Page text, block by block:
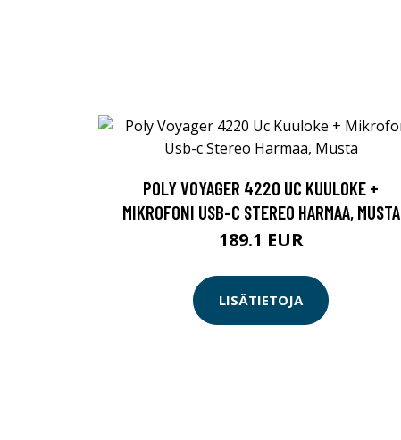
POLY VOYAGER 4220 UC KUULOKE +
MIKROFONI USB-C STEREO HARMAA, MUSTA
189.1 EUR
LISÄTIETOJA